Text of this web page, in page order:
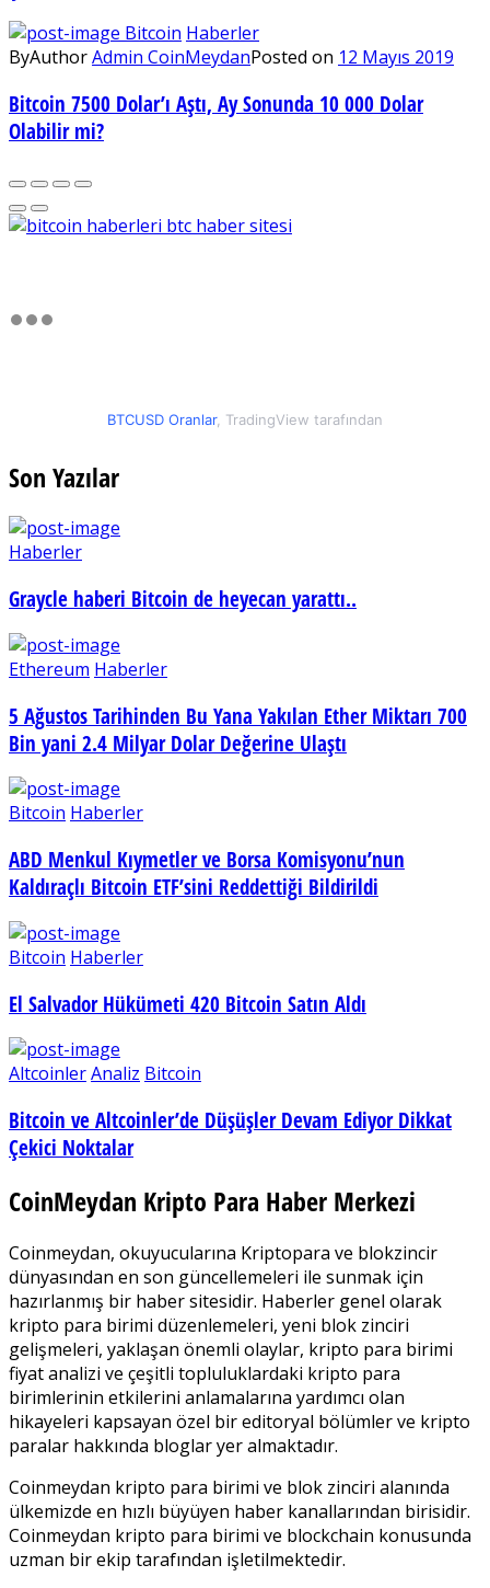
Bitcoin Haberler
ByAuthorAdmin CoinMeydanPosted on 12 Mayıs 2019
Bitcoin 7500 Dolar’ı Aştı, Ay Sonunda 10 000 Dolar
Olabilir mi?
BTCUSD Oranlar, TradingView tarafından
Son Yazılar
Haberler
Graycle haberi Bitcoin de heyecan yarattı..
Ethereum Haberler
5 Ağustos Tarihinden Bu Yana Yakılan Ether Miktarı 700
Bin yani 2.4 Milyar Dolar Değerine Ulaştı
Bitcoin Haberler
ABD Menkul Kıymetler ve Borsa Komisyonu’nun
Kaldıraçlı Bitcoin ETF’sini Reddettiği Bildirildi
Bitcoin Haberler
El Salvador Hükümeti 420 Bitcoin Satın Aldı
AltcoinlerAnaliz Bitcoin
Bitcoin ve Altcoinler’de Düşüşler Devam Ediyor Dikkat
Çekici Noktalar
CoinMeydan Kripto Para Haber Merkezi
Coinmeydan, okuyucularına Kriptopara ve blokzincir
dünyasından en son güncellemeleri ile sunmak için
hazırlanmış bir haber sitesidir. Haberler genel olarak
kripto para birimi düzenlemeleri, yeni blok zinciri
gelişmeleri, yaklaşan önemli olaylar, kripto para birimi
fiyat analizi ve çeşitli topluluklardaki kripto para
birimlerinin etkilerini anlamalarına yardımcı olan
hikayeleri kapsayan özel bir editoryal bölümler ve kripto
paralar hakkında bloglar yer almaktadır.
Coinmeydan kripto para birimi ve blok zinciri alanında
ülkemizde en hızlı büyüyen haber kanallarından birisidir.
Coinmeydan kripto para birimi ve blockchain konusunda
uzman bir ekip tarafından işletilmektedir.